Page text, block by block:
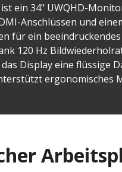
ist ein 34" UWQHD-
Anschlüssen und
für ein
120 Hz
Display eine flüssige
ergonomisches